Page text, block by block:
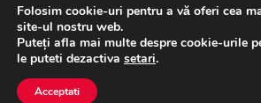
TERMS & CONDITIONS
COOKIES POLICY
Folosim cookie-uri pentru a vă oferi cea
site-ul nostru web.
Puteți afla mai multe despre cookie-urile
le puteti dezactiva setari.
Acceptati